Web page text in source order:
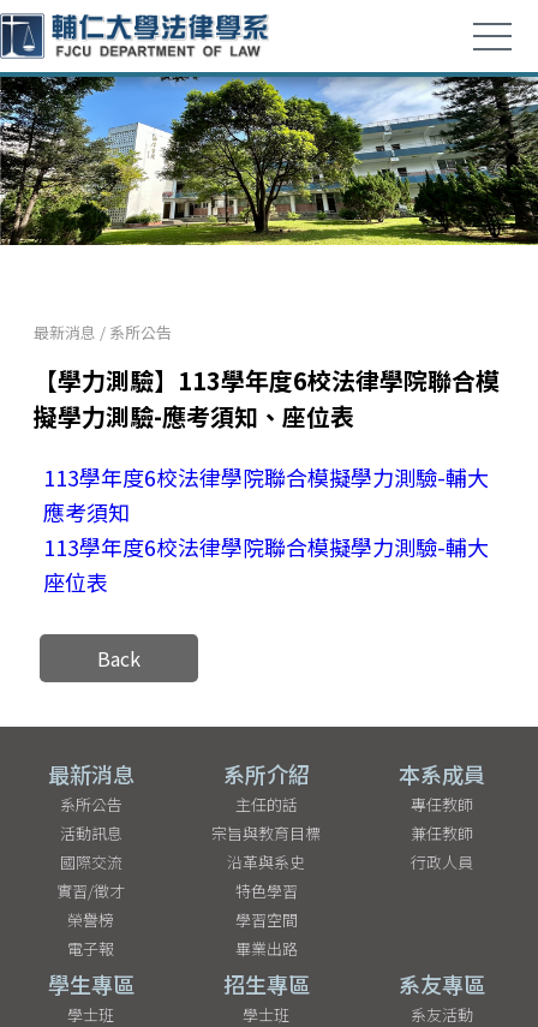
最新消息 / 系所公告
【學力測驗】113學年度6校法律學院聯合模
擬學力測驗-應考須知、座位表
113學年度6校法律學院聯合模擬學力測驗-輔大
應考須知
113學年度6校法律學院聯合模擬學力測驗-輔大
座位表
Back
最新消息
系所公告
活動訊息
國際交流
實習/徵才
榮譽榜
電子報
系所介紹
主任的話
宗旨與教育目標
沿革與系史
特色學習
學習空間
畢業出路
本系成員
專任教師
兼任教師
行政人員
學生專區
學士班
招生專區
學士班
系友專區
系友活動